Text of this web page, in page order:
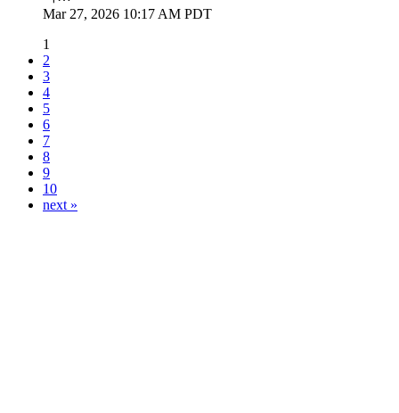
Mar 27, 2026 10:17 AM PDT
1
2
3
4
5
6
7
8
9
10
next »